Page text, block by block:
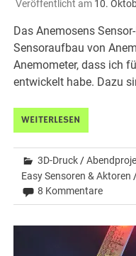
Veröffentlicht am 10.
Das Anemosens
Sensoraufbau von
Anemometer, dass ich
entwickelt habe. Dazu
WEITERLESEN
3D-Druck/
Easy Sensoren & Aktoren
8 Kommentare